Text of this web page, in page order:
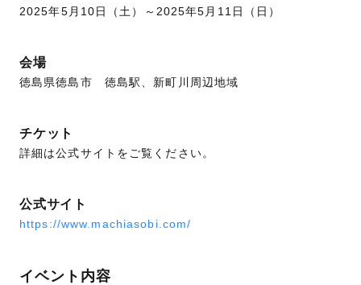
2025年5月10日（土）～2025年5月11日（日）
会場
徳島県徳島市 徳島駅、新町川周辺地域
チケット
詳細は公式サイトをご覧ください。
公式サイト
https://www.machiasobi.com/
イベント内容